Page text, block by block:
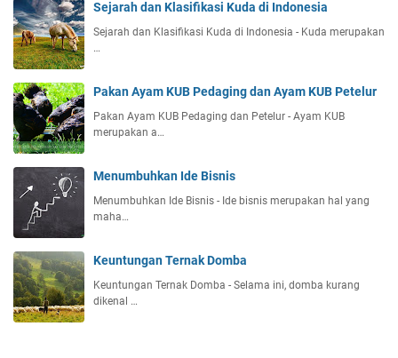
Sejarah dan Klasifikasi Kuda di Indonesia
Sejarah dan Klasifikasi Kuda di Indonesia - Kuda merupakan
…
Pakan Ayam KUB Pedaging dan Ayam KUB Petelur
Pakan Ayam KUB Pedaging dan Petelur - Ayam KUB
merupakan a…
Menumbuhkan Ide Bisnis
Menumbuhkan Ide Bisnis - Ide bisnis merupakan hal yang
maha…
Keuntungan Ternak Domba
Keuntungan Ternak Domba - Selama ini, domba kurang
dikenal …